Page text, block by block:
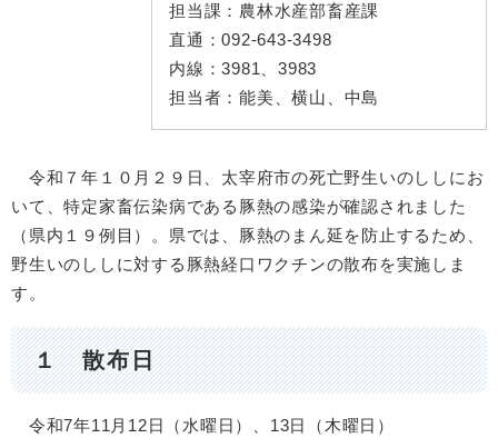
担当課： 農林水産部畜産課
直通：092-643-3498
内線：3981、3983
担当者： 能美、横山、中島
令和７年１０月２９日、太宰府市の死亡野生いのししにお
いて、特定家畜伝染病である豚熱の感染が確認されました
（県内１９例目）。県では、豚熱のまん延を防止するため、
野生いのししに対する豚熱経口ワクチンの散布を実施しま
す。
１ 散布日
令和7年11月12日（水曜日）、13日（木曜日）